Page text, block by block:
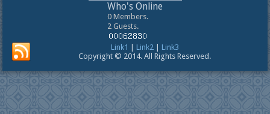
Who's Online
0 Members.
2 Guests.
Link1 Link2| Link3
Copyright © 2014. All Rights Reserved.